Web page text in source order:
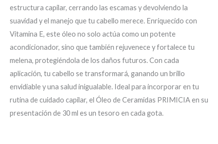
estructura capilar, cerrando las escamas y devolviendo la
suavidad y el manejo que tu cabello merece. Enriquecido con
Vitamina E, este óleo no solo actúa como un potente
acondicionador, sino que también rejuvenece y fortalece tu
melena, protegiéndola de los daños futuros. Con cada
aplicación, tu cabello se transformará, ganando un brillo
envidiable y una salud inigualable. Ideal para incorporar en tu
rutina de cuidado capilar, el Óleo de Ceramidas PRIMICIA en su
presentación de 30 ml es un tesoro en cada gota.